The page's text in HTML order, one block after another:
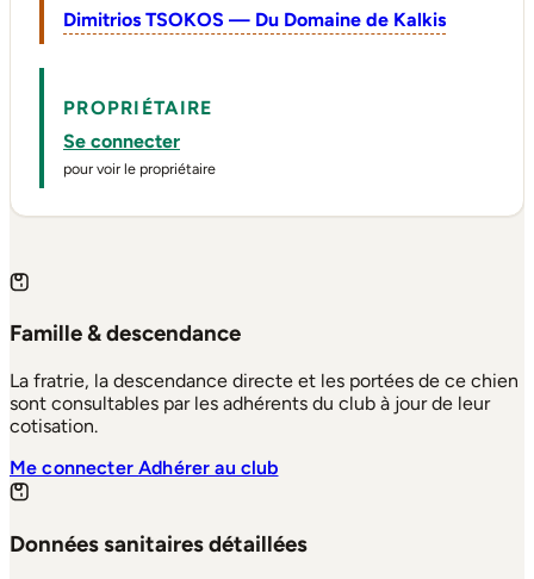
Dimitrios TSOKOS — Du Domaine de Kalkis
PROPRIÉTAIRE
Se connecter
pour voir le propriétaire
Famille & descendance
La fratrie, la descendance directe et les portées de ce chien
sont consultables par les adhérents du club à jour de leur
cotisation.
Me connecterAdhérer au club
Données sanitaires détaillées